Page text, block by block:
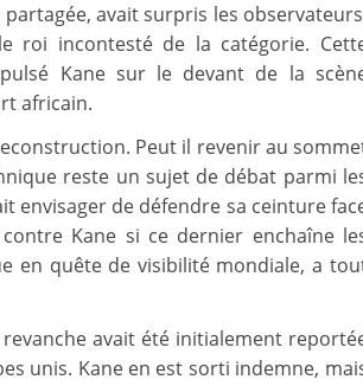
avait surpris les
roi incontesté de la catégorie.
Kane sur le devant de la
africain.
Peut il revenir au
reste un sujet de débat parmi
envisager de défendre sa ceinture
Kane si ce dernier enchaîne
en quête de visibilité mondiale, a
avait été initialement
unis. Kane en est sorti indemne,